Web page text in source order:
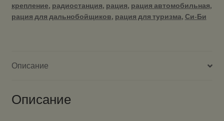
крепление, радиостанция, рация, рация автомобильная,
рация для дальнобойщиков, рация для туризма, Си-Би
Описание
Описание